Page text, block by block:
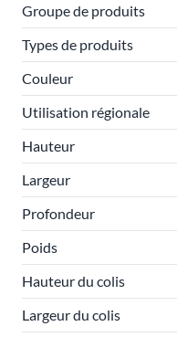
Groupe de produits
Types de produits
Couleur
Utilisation régionale
Hauteur
Largeur
Profondeur
Poids
Hauteur du colis
Largeur du colis